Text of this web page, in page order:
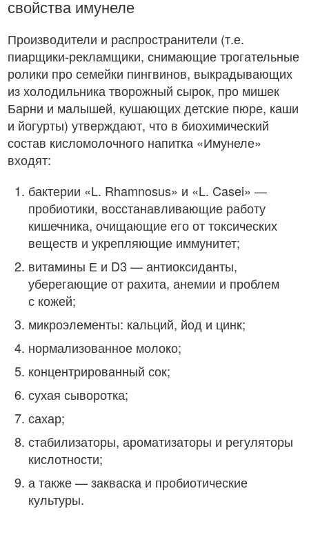
свойства имунеле
Производители и распространители (т.е.
пиарщики-рекламщики, снимающие трогательные
ролики про семейки пингвинов, выкрадывающих
из холодильника творожный сырок, про мишек
Барни и малышей, кушающих детские пюре, каши
и йогурты) утверждают, что в биохимический
состав кисломолочного напитка «Имунеле»
входят:
бактерии «L. Rhamnosus» и «L. Casei» —
пробиотики, восстанавливающие работу
кишечника, очищающие его от токсических
веществ и укрепляющие иммунитет;
витамины Е и D3 — антиоксиданты,
уберегающие от рахита, анемии и проблем
с кожей;
микроэлементы: кальций, йод и цинк;
нормализованное молоко;
концентрированный сок;
сухая сыворотка;
сахар;
стабилизаторы, ароматизаторы и регуляторы
кислотности;
а также — закваска и пробиотические
культуры.